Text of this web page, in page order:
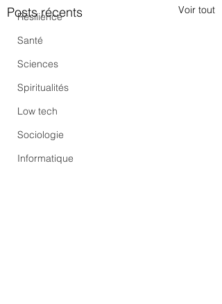
Résilience
Santé
Sciences
Spiritualités
Low tech
Sociologie
Informatique
Posts récents Voir tout